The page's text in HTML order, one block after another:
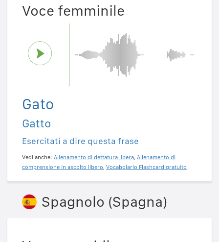
Voce femminile
Gato
Gatto
Esercitati a dire questa frase
Vedi anche: Allenamento di dettatura libera, Allenamento di
comprensione in ascolto libero, Vocabolario Flashcard gratuito
Spagnolo (Spagna)